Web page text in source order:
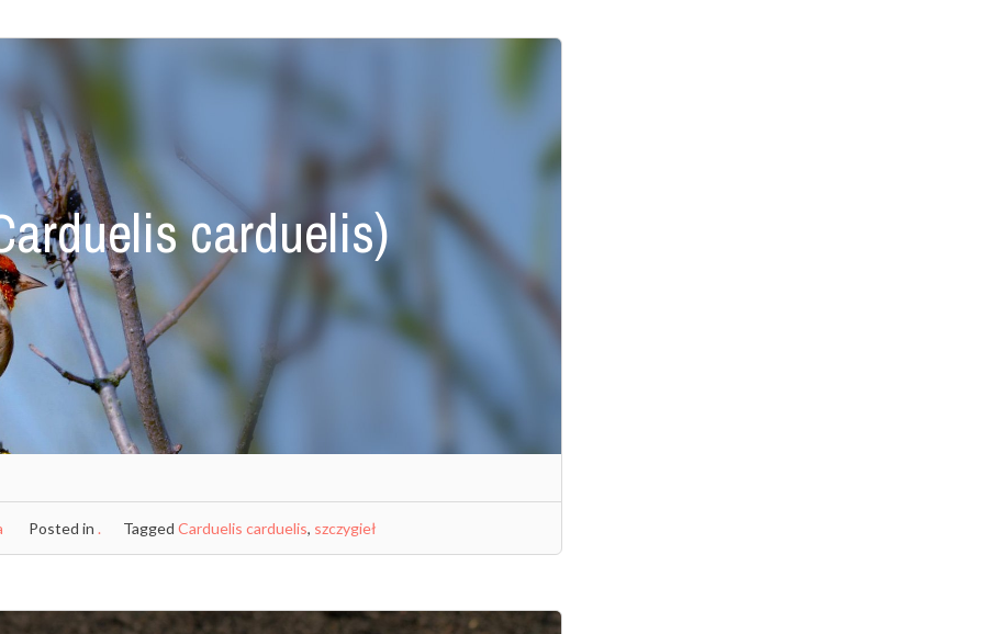
carduelis)
Posted in . Tagged Carduelis carduelis, szczygieł